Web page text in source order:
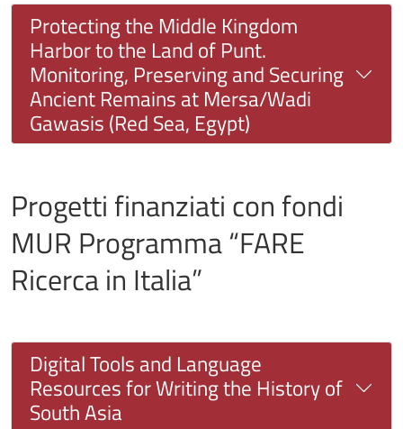
Protecting the Middle Kingdom
Harbor to the Land of Punt.
Monitoring, Preserving and Securing
Ancient Remains at Mersa/Wadi
Gawasis (Red Sea, Egypt)
Progetti finanziati con fondi
MUR Programma “FARE
Ricerca in Italia”
Digital Tools and Language
Resources for Writing the History of
South Asia